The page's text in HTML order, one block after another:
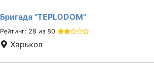
Бригада "TEPLODOM"
Рейтинг: 28 из 80
Харьков